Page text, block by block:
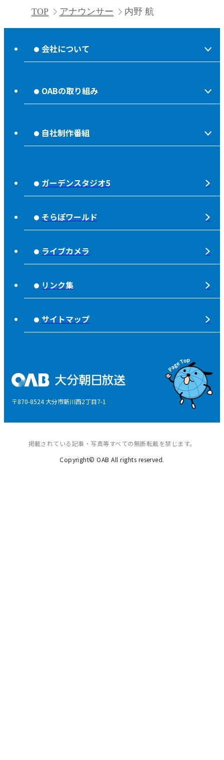
TOP アナウンサー 内野 航
会社について
リクルートページ
放送番組審議会
大分朝日放送 人権方針
青少年と放送
個人情報について
特定商取引に関する法律による表示
OABの取り組み
子ども食堂応援
宇宙(そら)
ピンクリボン
みんなでそなえーる
自社制作番組
もっと！
SOLD OUT
タウンスパイス
夜分、おじゃまします。
ガーデンスタジオ5
そらぽワールド
ライブカメラ
リンク集
サイトマップ
〒870-8524 大分市新川西2丁目7-1
掲載されている記事・写真等すべての無断転載を禁じます。
Copyright© OAB All rights reserved.